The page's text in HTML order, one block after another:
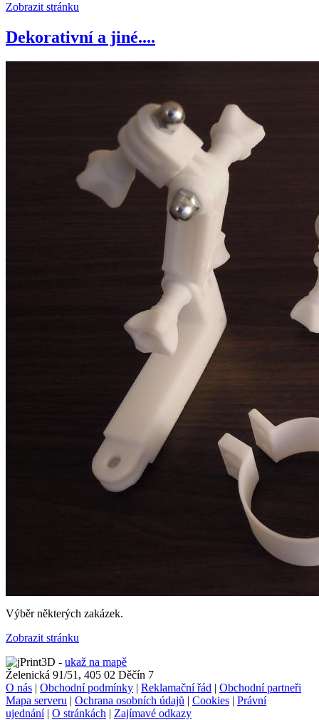
Zobrazit stránku
Dekorativní a jiné....
Výběr některých zakázek.
Zobrazit stránku
- ukaž na mapě
Želenická 91/51, 405 02 Děčín 7
O nás | Obchodní podmínky | Reklamační řád | Obchodní partneři
Mapa serveru | Ochrana osobních údajů | Cookies | Právní
ujednání| O stránkách | Zajímavé odkazy